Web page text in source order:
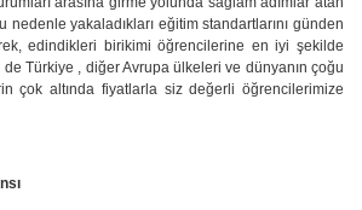
yakaladıkları eğitim standartlarını günden
edindikleri birikimi öğrencilerine en iyi şekilde
Türkiye , diğer Avrupa ülkeleri ve dünyanın çoğu
çok altında fiyatlarla siz değerli öğrencilerimize